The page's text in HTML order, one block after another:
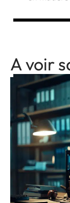
A voir